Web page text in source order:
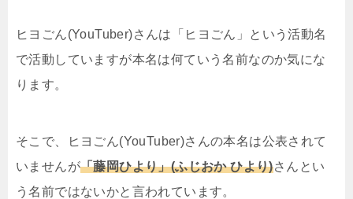
ヒヨごん(YouTuber)さんは「ヒヨごん」という活動名
で活動していますが本名は何ていう名前なのか気にな
ります。
そこで、ヒヨごん(YouTuber)さんの本名は公表されて
いませんが「藤岡ひより」(ふじおか ひより)さんとい
う名前ではないかと言われています。